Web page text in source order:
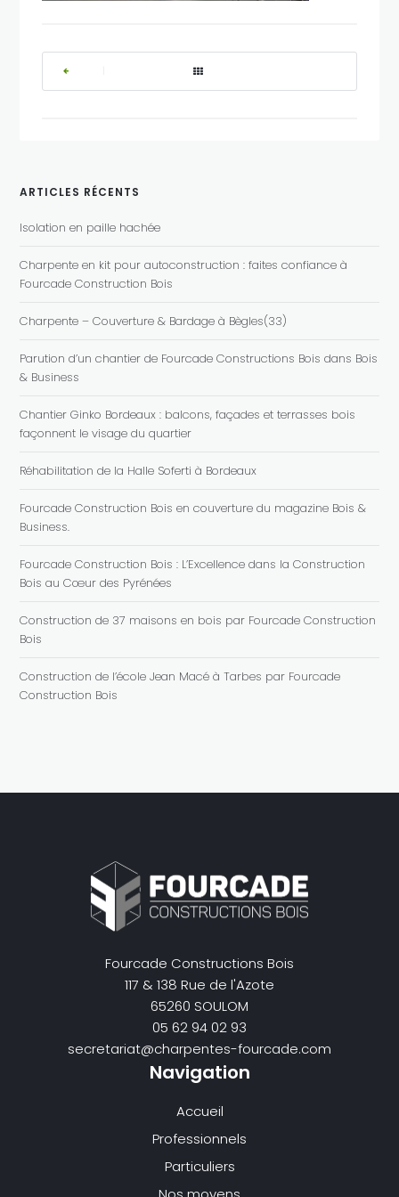
ARTICLES RÉCENTS
Isolation en paille hachée
Charpente en kit pour autoconstruction : faites confiance à
Fourcade Construction Bois
Charpente – Couverture & Bardage à Bègles(33)
Parution d’un chantier de Fourcade Constructions Bois dans Bois
& Business
Chantier Ginko Bordeaux : balcons, façades et terrasses bois
façonnent le visage du quartier
Réhabilitation de la Halle Soferti à Bordeaux
Fourcade Construction Bois en couverture du magazine Bois &
Business.
Fourcade Construction Bois : L’Excellence dans la Construction
Bois au Cœur des Pyrénées
Construction de 37 maisons en bois par Fourcade Construction
Bois
Construction de l’école Jean Macé à Tarbes par Fourcade
Construction Bois
Fourcade Constructions Bois
117 & 138 Rue de l'Azote
65260 SOULOM
05 62 94 02 93
secretariat@charpentes-fourcade.com
Navigation
Accueil
Professionnels
Particuliers